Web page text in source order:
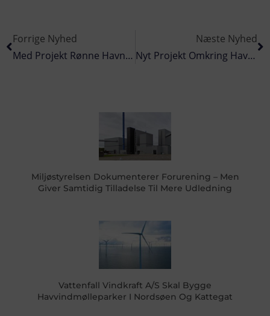
Forrige Nyhed
Med Projekt Rønne Havn Har MT Højgaard Lagt 60 Mio. Kroner I Det Lokale Erhvervsliv
Næste Nyhed
Nyt Projekt Omkring Havmiljøet Ved Havvindmøller Skal Klarlægges
Miljøstyrelsen Dokumenterer Forurening – Men
Giver Samtidig Tilladelse Til Mere Udledning
Vattenfall Vindkraft A/S Skal Bygge
Havvindmølleparker I Nordsøen Og Kattegat